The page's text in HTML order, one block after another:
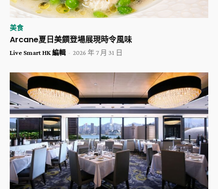
美食
Arcane夏日美饌登場展現時令風味
Live Smart HK 編輯 - 2026 年 7 月 31 日